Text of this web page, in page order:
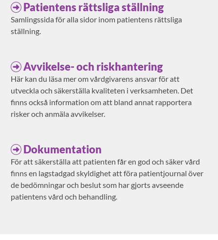
Patientens rättsliga ställning
Samlingssida för alla sidor inom patientens rättsliga
ställning.
Avvikelse- och riskhantering
Här kan du läsa mer om vårdgivarens ansvar för att
utveckla och säkerställa kvaliteten i verksamheten. Det
finns också information om att bland annat rapportera
risker och anmäla avvikelser.
Dokumentation
För att säkerställa att patienten får en god och säker vård
finns en lagstadgad skyldighet att föra patientjournal över
de bedömningar och beslut som har gjorts avseende
patientens vård och behandling.